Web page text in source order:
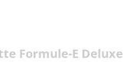
Formule-E Deluxe